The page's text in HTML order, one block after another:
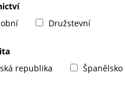
Družstevní
republika
Španělsko